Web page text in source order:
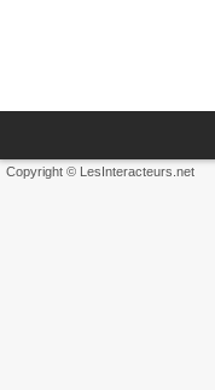
Copyright © LesInteracteurs.net